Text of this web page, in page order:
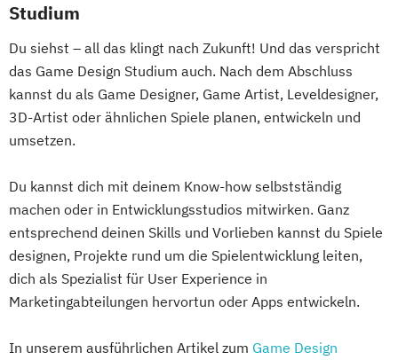
Studium
Du siehst – all das klingt nach Zukunft! Und das verspricht
das Game Design Studium auch. Nach dem Abschluss
kannst du als Game Designer, Game Artist, Leveldesigner,
3D-Artist oder ähnlichen Spiele planen, entwickeln und
umsetzen.
Du kannst dich mit deinem Know-how selbstständig
machen oder in Entwicklungsstudios mitwirken. Ganz
entsprechend deinen Skills und Vorlieben kannst du Spiele
designen, Projekte rund um die Spielentwicklung leiten,
dich als Spezialist für User Experience in
Marketingabteilungen hervortun oder Apps entwickeln.
In unserem ausführlichen Artikel zum Game Design